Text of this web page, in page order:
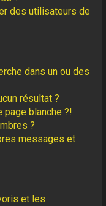
des utilisateurs de
dans un ou des
résultat ?
page blanche ?!
?
messages et
et les